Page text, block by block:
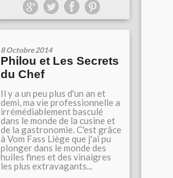
8 Octobre 2014
Philou et Les Secrets
du Chef
Il y a un peu plus d'un an et
demi, ma vie professionnelle a
irrémédiablement basculé
dans le monde de la cusine et
de la gastronomie. C'est grâce
à Vom Fass Liège que j'ai pu
plonger dans le monde des
huiles fines et des vinaigres
les plus extravagants...